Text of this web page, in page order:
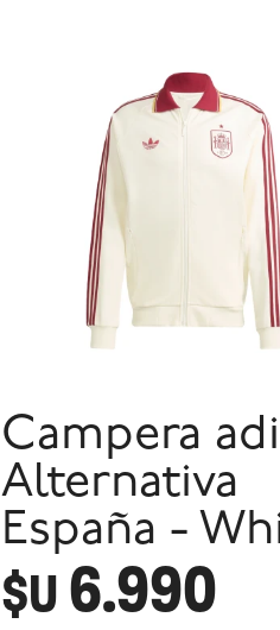
Campera
Alternativa
España -
$U6.990